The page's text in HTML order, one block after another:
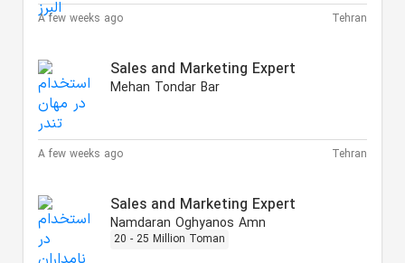
A few weeks ago Tehran
Sales and Marketing Expert
Mehan Tondar Bar
A few weeks ago Tehran
Sales and Marketing Expert
Namdaran Oghyanos Amn
20 - 25 Million Toman